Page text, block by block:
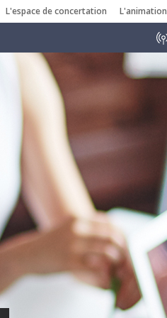
L'espace de concertation L'animation